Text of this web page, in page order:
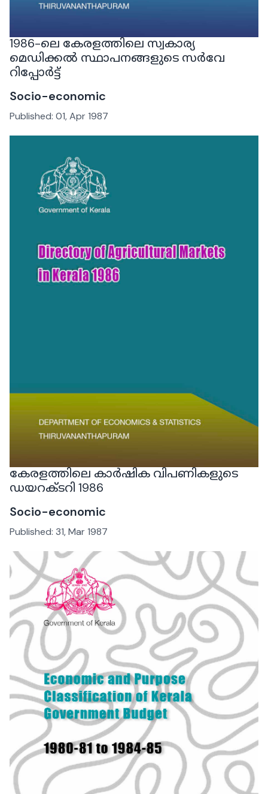
1986-ലെ കേരളത്തിലെ സ്വകാര്യ
മെഡിക്കൽ സ്ഥാപനങ്ങളുടെ സർവേ
റിപ്പോർട്ട്
Socio-economic
Published: 01, Apr 1987
കേരളത്തിലെ കാർഷിക വിപണികളുടെ
ഡയറക്ടറി 1986
Socio-economic
Published: 31, Mar 1987